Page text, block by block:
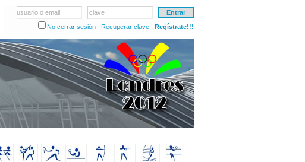
usuario o email
clave
No cerrar sesión
Recuperar clave Regístrate!!!